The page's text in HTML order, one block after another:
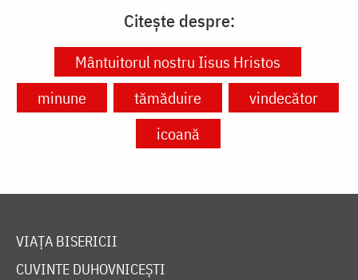
Citește despre:
Mântuitorul nostru Iisus Hristos
minune
tămăduire
vindecător
icoană
VIAȚA BISERICII
CUVINTE DUHOVNICEȘTI